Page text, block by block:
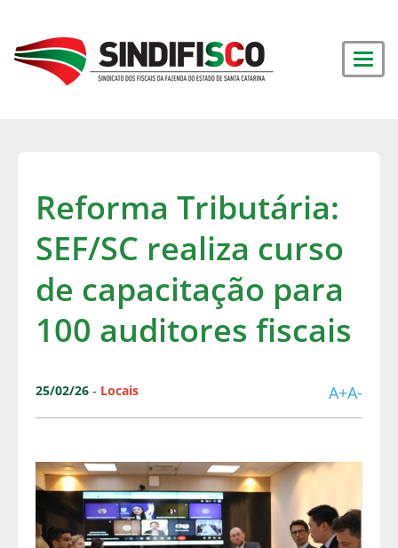
Reforma Tributária:
SEF/SC realiza curso
de capacitação para
100 auditores fiscais
25/02/26 - Locais A+A-